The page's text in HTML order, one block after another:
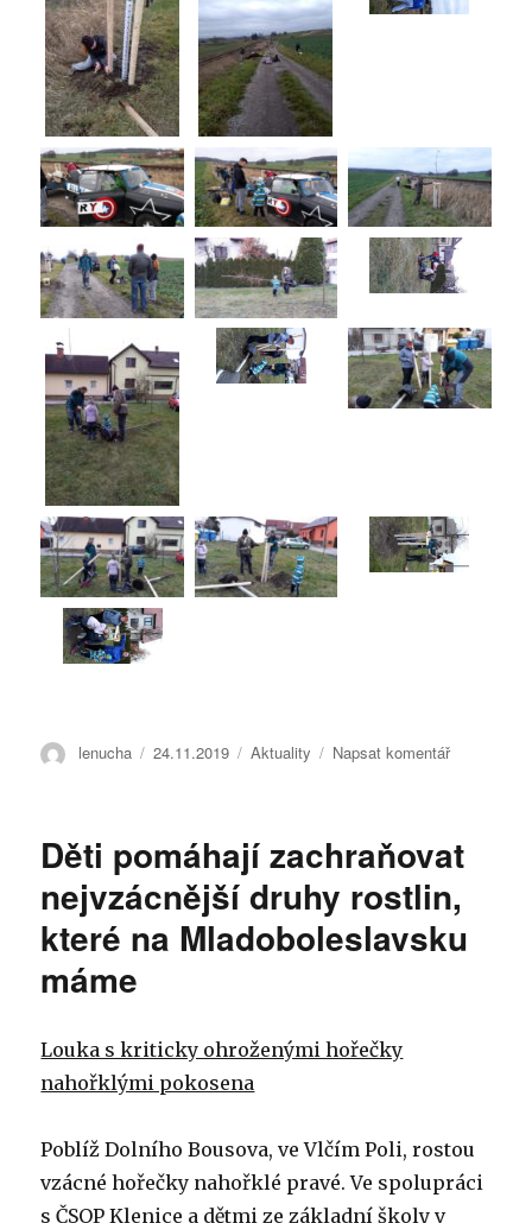
Autor:
lenucha Publikováno:
24.11.2019 Rubriky:
Aktuality Napsat komentářpro
Výsadba
podél
stezky
Děti pomáhají zachraňovat
nejvzácnější druhy rostlin,
které na Mladoboleslavsku
máme
Louka s kriticky ohroženými hořečky
nahořklými pokosena
Poblíž Dolního Bousova, ve Vlčím Poli, rostou
vzácné hořečky nahořklé pravé. Ve spolupráci
s ČSOP Klenice a dětmi ze základní školy v